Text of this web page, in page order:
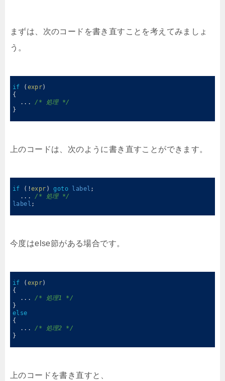
まずは、次のコードを書き直すことを考えてみましょ
う。
if ( expr)
{
. . .
/* 処理 */
}
上のコードは、次のように書き直すことができます。
if ( !expr ) goto label ;
. . .
/* 処理 */
label ;
今度はelse節がある場合です。
if ( expr)
{
. . .
/* 処理1 */
}
else
{
. . .
/* 処理2 */
}
上のコードを書き直すと、